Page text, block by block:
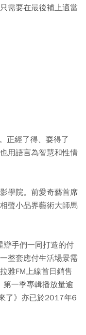
需要在最後補上適當
正經了得、耍得了
用語言為智慧和性情
學院。前愛奇藝首席
聲小品界藝術大師馬
辯手們一同打造的付
整套應付生活場景需
雅FM上線首日銷售
一季專輯播放量逾
了》亦已於2017年6